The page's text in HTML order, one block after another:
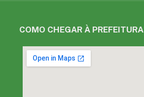
COMO CHEGAR À PREFEITURA